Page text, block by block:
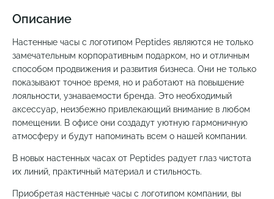
Описание
Настенные часы с логотипом Peptides являются не только
замечательным корпоративным подарком, но и отличным
способом продвижения и развития бизнеса. Они не только
показывают точное время, но и работают на повышение
лояльности, узнаваемости бренда. Это необходимый
аксессуар, неизбежно привлекающий внимание в любом
помещении. В офисе они создадут уютную гармоничную
атмосферу и будут напоминать всем о нашей компании.
В новых настенных часах от Peptides радует глаз чистота
их линий, практичный материал и стильность.
Приобретая настенные часы с логотипом компании, вы